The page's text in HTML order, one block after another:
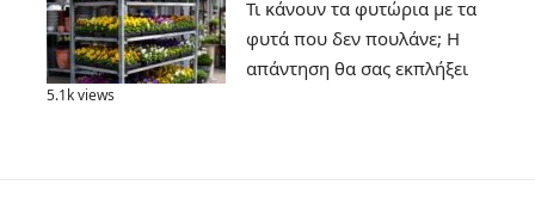
Τι κάνουν τα φυτώρια με τα
φυτά που δεν πουλάνε; Η
απάντηση θα σας εκπλήξει
5.1k views